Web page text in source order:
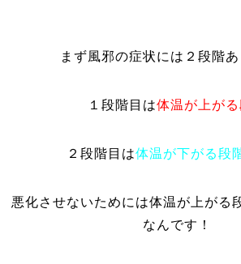
まず風邪の症状には２段階あ
１段階目は体温が上が
２段階目は体温が下がる段
悪化させないためには体温が上がる
なんです！